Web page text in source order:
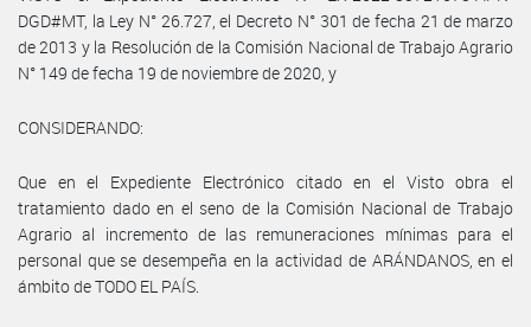
DGD#MT, la Ley N° 26.727, el Decreto N° 301 de fecha 21 de marzo
de 2013 y la Resolución de la Comisión Nacional de Trabajo Agrario
N° 149 de fecha 19 de noviembre de 2020, y
CONSIDERANDO:
Que en el Expediente Electrónico citado en el Visto obra el
tratamiento dado en el seno de la Comisión Nacional de Trabajo
Agrario al incremento de las remuneraciones mínimas para el
personal que se desempeña en la actividad de ARÁNDANOS, en el
ámbito de TODO EL PAÍS.